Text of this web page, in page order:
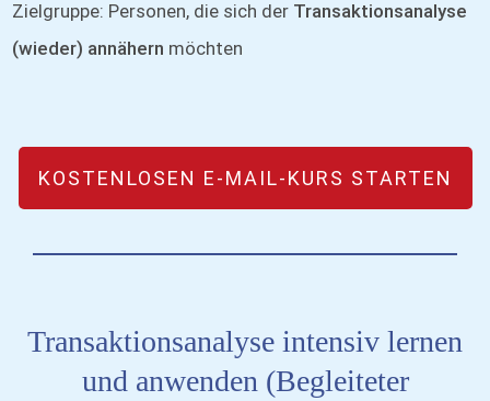
Zielgruppe: Personen, die sich der Transaktionsanalyse
(wieder) annähern möchten
KOSTENLOSEN E-MAIL-KURS STARTEN
Transaktionsanalyse intensiv lernen
und anwenden (Begleiteter